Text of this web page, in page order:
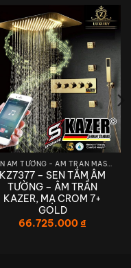
SEN ÂM TƯỜNG - ÂM TRẦN MASSAGE
KZ7377 – SEN TẮM ÂM
TƯỜNG – ÂM TRẦN
KAZER, MẠ CROM 7+
GOLD
66.725.000₫